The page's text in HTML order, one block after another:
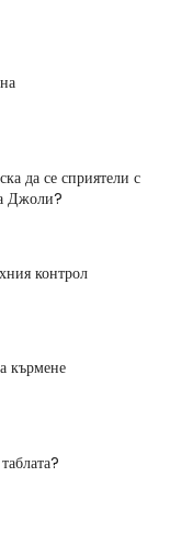
да се сприятели с
Джоли?
контрол
кърмене